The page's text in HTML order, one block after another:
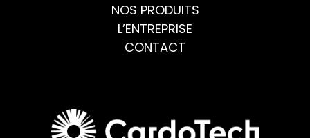
NOS PRODUITS
L’ENTREPRISE
CONTACT